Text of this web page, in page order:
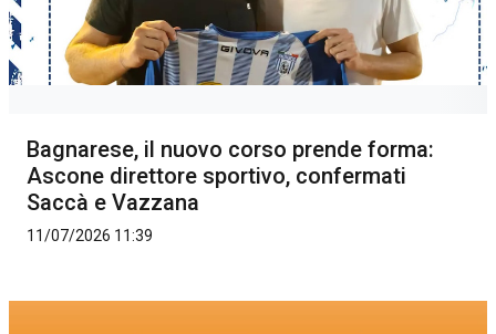
Bagnarese, il nuovo corso prende forma:
Ascone direttore sportivo, confermati
Saccà e Vazzana
11/07/2026 11:39